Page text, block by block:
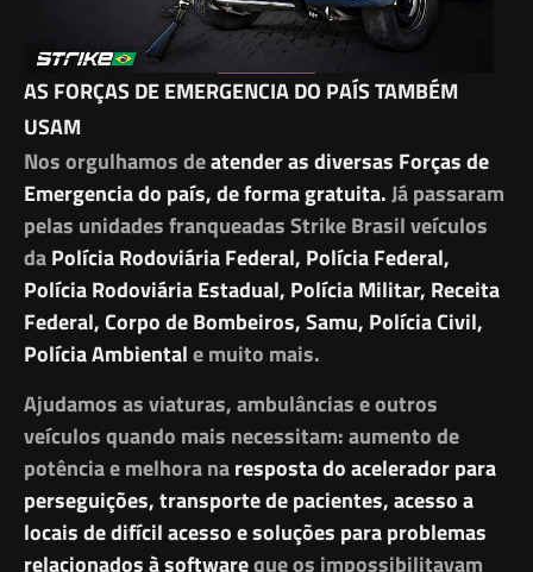
AS FORÇAS DE EMERGENCIA DO PAÍS TAMBÉM
USAM
Nos orgulhamos deatender as diversas Forças de
Emergencia do país, de forma gratuita.Já passaram
pelas unidades franqueadas Strike Brasil veículos
daPolícia Rodoviária Federal, Polícia Federal,
Polícia Rodoviária Estadual, Polícia Militar, Receita
Federal, Corpo de Bombeiros, Samu, Polícia Civil,
Polícia Ambientale muito mais.
Ajudamos as viaturas, ambulâncias e outros
veículos quando mais necessitam: aumento de
potência e melhora naresposta do acelerador para
perseguições, transporte de pacientes, acesso a
locais de difícil acesso e soluções para problemas
relacionados à softwareque os impossibilitavam